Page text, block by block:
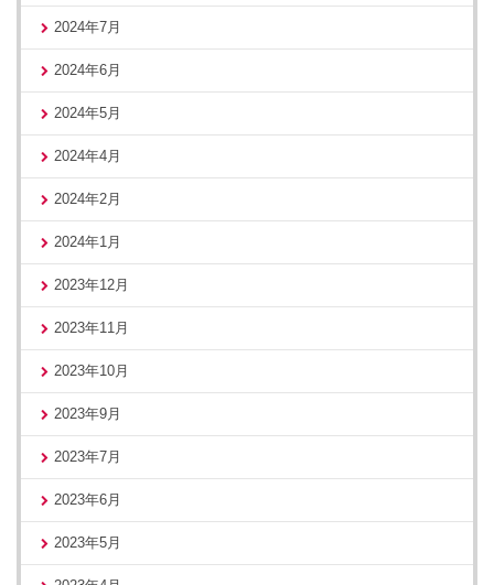
2024年7月
2024年6月
2024年5月
2024年4月
2024年2月
2024年1月
2023年12月
2023年11月
2023年10月
2023年9月
2023年7月
2023年6月
2023年5月